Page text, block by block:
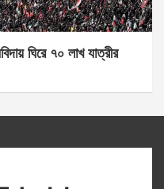
ঘিরে ৭০ লাখ যাত্রীর